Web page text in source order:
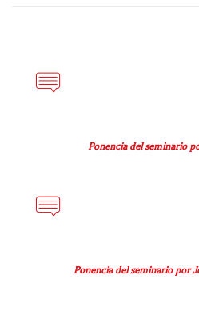
Ponencia del seminario
Ponencia del seminario por